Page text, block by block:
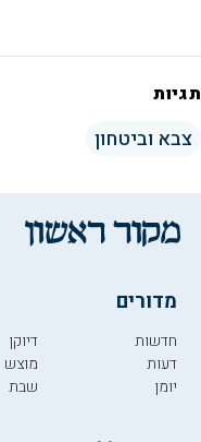
תגיות
צבא וביטחון
מדורים
חדשות
דעות
יומן
דיוקן
מוצש
שבת